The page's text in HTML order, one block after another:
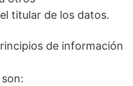
titular de los datos.
de información